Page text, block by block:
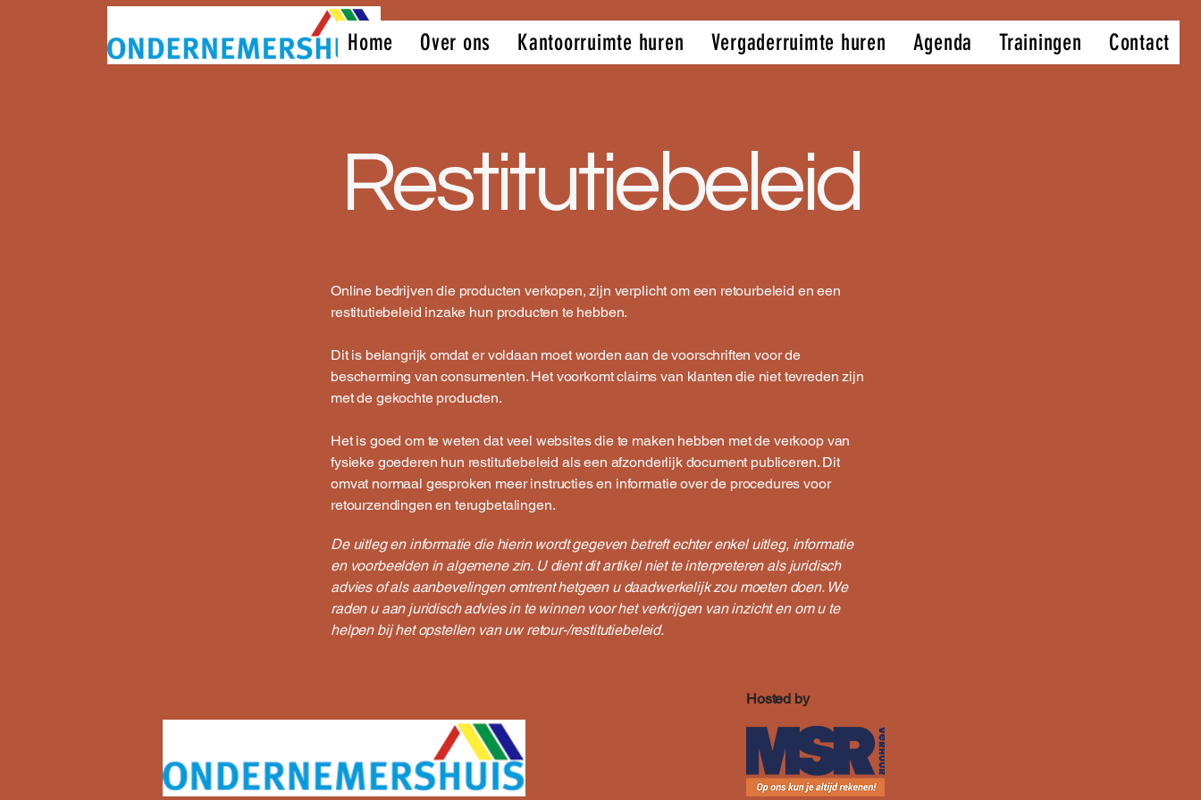
Home Over ons Kantoorruimte huren Vergaderruimte huren Agenda Trainingen Contact
Restitutiebeleid
Online bedrijven die producten verkopen, zijn verplicht om een retourbeleid en een
restitutiebeleid inzake hun producten te hebben.
Dit is belangrijk omdat er voldaan moet worden aan de voorschriften voor de
bescherming van consumenten. Het voorkomt claims van klanten die niet tevreden zijn
met de gekochte producten.
Het is goed om te weten dat veel websites die te maken hebben met de verkoop van
fysieke goederen hun restitutiebeleid als een afzonderlijk document publiceren. Dit
omvat normaal gesproken meer instructies en informatie over de procedures voor
retourzendingen en terugbetalingen.
De uitleg en informatie die hierin wordt gegeven betreft echter enkel uitleg, informatie
en voorbeelden in algemene zin. U dient dit artikel niet te interpreteren als juridisch
advies of als aanbevelingen omtrent hetgeen u daadwerkelijk zou moeten doen. We
raden u aan juridisch advies in te winnen voor het verkrijgen van inzicht en om u te
helpen bij het opstellen van uw retour-/restitutiebeleid.
Hosted by